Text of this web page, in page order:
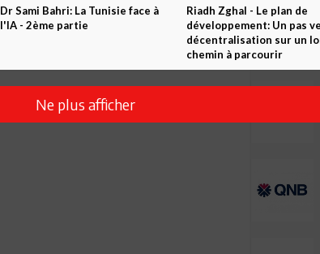
Dr Sami Bahri: La Tunisie face à
l'IA - 2ème partie
Riadh Zghal - Le plan de
développement: Un pas
décentralisation sur un
chemin à parcourir
Ne plus afficher